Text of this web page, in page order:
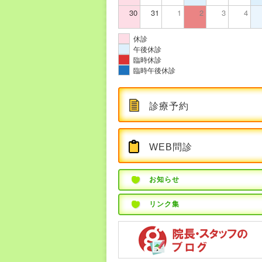
30 31 1 2 3 4
休診
午後休診
臨時休診
臨時午後休診
診療予約
WEB問診
お知らせ
リンク集